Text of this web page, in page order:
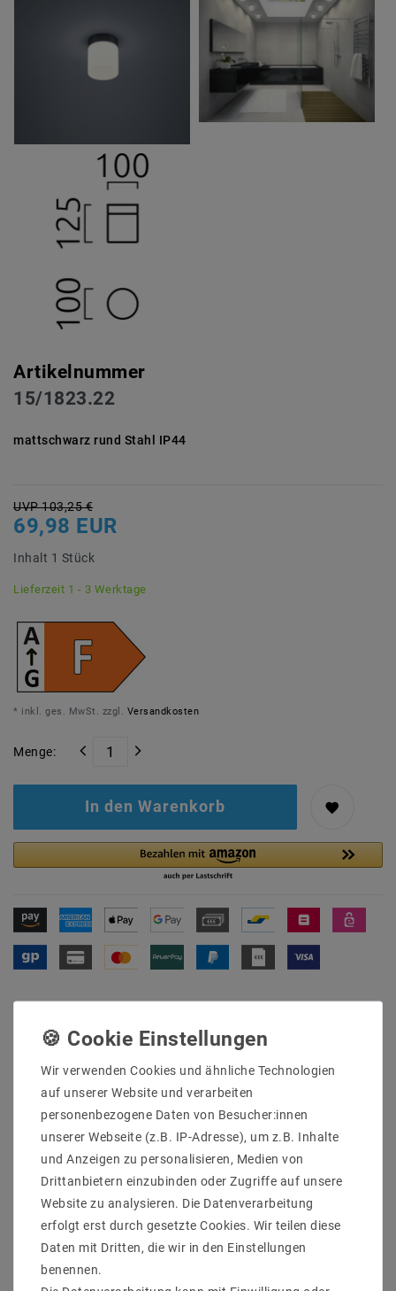
Artikelnummer
15/1823.22
mattschwarz rund Stahl IP44
UVP 103,25 €
69,98 EUR
Inhalt 1 Stück
Lieferzeit 1 - 3 Werktage
* inkl. ges. MwSt. zzgl. Versandkosten
Menge:
In den Warenkorb
einkaufen
Lieferung
Kostenlose
0203-928-789-63
Beschreibung
Weitere Details
Informationen zur Produktsicherheit
Wir verwenden Cookies und ähnliche Technologien
auf unserer Website und verarbeiten
personenbezogene Daten von Besucher:innen
unserer Webseite (z.B. IP-Adresse), um z.B. Inhalte
und Anzeigen zu personalisieren, Medien von
Drittanbietern einzubinden oder Zugriffe auf unsere
Website zu analysieren. Die Datenverarbeitung
erfolgt erst durch gesetzte Cookies. Wir teilen diese
Daten mit Dritten, die wir in den Einstellungen
benennen.